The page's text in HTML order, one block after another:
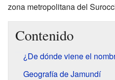
zona metropolitana del
Contenido
¿De dónde viene el
Geografía de Jamundí